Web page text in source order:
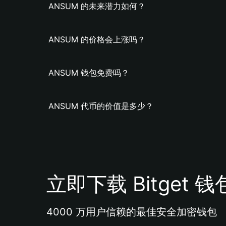
ANSUM 的未来潜力如何？
ANSUM 的价格会上涨吗？
ANSUM 钱包免费吗？
ANSUM 代币的价值是多少？
立即下载 Bitget 钱
4000 万用户信赖的最佳安全加密钱包